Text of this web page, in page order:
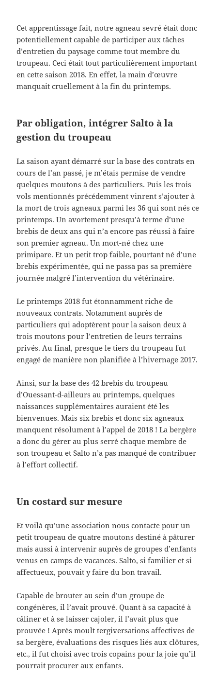
Cet apprentissage fait, notre agneau sevré était donc
potentiellement capable de participer aux tâches
d’entretien du paysage comme tout membre du
troupeau. Ceci était tout particulièrement important
en cette saison 2018. En effet, la main d’œuvre
manquait cruellement à la fin du printemps.
Par obligation, intégrer Salto à la
gestion du troupeau
La saison ayant démarré sur la base des contrats en
cours de l’an passé, je m’étais permise de vendre
quelques moutons à des particuliers. Puis les trois
vols mentionnés précédemment vinrent s’ajouter à
la mort de trois agneaux parmi les 36 qui sont nés ce
printemps. Un avortement presqu’à terme d’une
brebis de deux ans qui n’a encore pas réussi à faire
son premier agneau. Un mort-né chez une
primipare. Et un petit trop faible, pourtant né d’une
brebis expérimentée, qui ne passa pas sa première
journée malgré l’intervention du vétérinaire.
Le printemps 2018 fut étonnamment riche de
nouveaux contrats. Notamment auprès de
particuliers qui adoptèrent pour la saison deux à
trois moutons pour l’entretien de leurs terrains
privés. Au final, presque le tiers du troupeau fut
engagé de manière non planifiée à l’hivernage 2017.
Ainsi, sur la base des 42 brebis du troupeau
d’Ouessant-d-ailleurs au printemps, quelques
naissances supplémentaires auraient été les
bienvenues. Mais six brebis et donc six agneaux
manquent résolument à l’appel de 2018 ! La bergère
a donc du gérer au plus serré chaque membre de
son troupeau et Salto n’a pas manqué de contribuer
à l’effort collectif.
Un costard sur mesure
Et voilà qu’une association nous contacte pour un
petit troupeau de quatre moutons destiné à pâturer
mais aussi à intervenir auprès de groupes d’enfants
venus en camps de vacances. Salto, si familier et si
affectueux, pouvait y faire du bon travail.
Capable de brouter au sein d’un groupe de
congénères, il l’avait prouvé. Quant à sa capacité à
câliner et à se laisser cajoler, il l’avait plus que
prouvée ! Après moult tergiversations affectives de
sa bergère, évaluations des risques liés aux clôtures,
etc., il fut choisi avec trois copains pour la joie qu’il
pourrait procurer aux enfants.